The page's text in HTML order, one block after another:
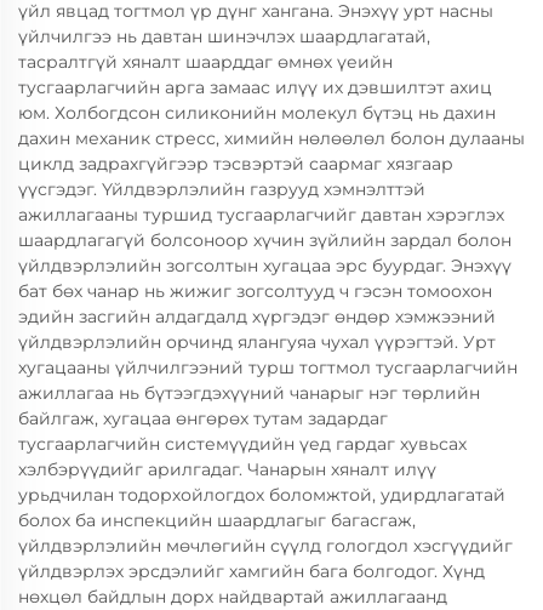
үйл явцад тогтмол үр дүнг хангана. Энэхүү урт насны
үйлчилгээ нь давтан шинэчлэх шаардлагатай,
тасралтгүй хяналт шаарддаг өмнөх үеийн
тусгаарлагчийн арга замаас илүү их дэвшилтэт ахиц
юм. Холбогдсон силиконийн молекул бүтэц нь дахин
дахин механик стресс, химийн нөлөөлөл болон дулааны
циклд задрахгүйгээр тэсвэртэй саармаг хязгаар
үүсгэдэг. Үйлдвэрлэлийн газрууд хэмнэлттэй
ажиллагааны туршид тусгаарлагчийг давтан хэрэглэх
шаардлагагүй болсоноор хүчин зүйлийн зардал болон
үйлдвэрлэлийн зогсолтын хугацаа эрс буурдаг. Энэхүү
бат бөх чанар нь жижиг зогсолтууд ч гэсэн томоохон
эдийн засгийн алдагдалд хүргэдэг өндөр хэмжээний
үйлдвэрлэлийн орчинд ялангуяа чухал үүрэгтэй. Урт
хугацааны үйлчилгээний турш тогтмол тусгаарлагчийн
ажиллагаа нь бүтээгдэхүүний чанарыг нэг төрлийн
байлгаж, хугацаа өнгөрөх тутам задардаг
тусгаарлагчийн системүүдийн үед гардаг хувьсах
хэлбэрүүдийг арилгадаг. Чанарын хяналт илүү
урьдчилан тодорхойлогдох боломжтой, удирдлагатай
болох ба инспекцийн шаардлагыг багасгаж,
үйлдвэрлэлийн мөчлөгийн сүүлд гологдол хэсгүүдийг
үйлдвэрлэх эрсдэлийг хамгийн бага болгодог. Хүнд
нөхцөл байдлын дорх найдвартай ажиллагаанд